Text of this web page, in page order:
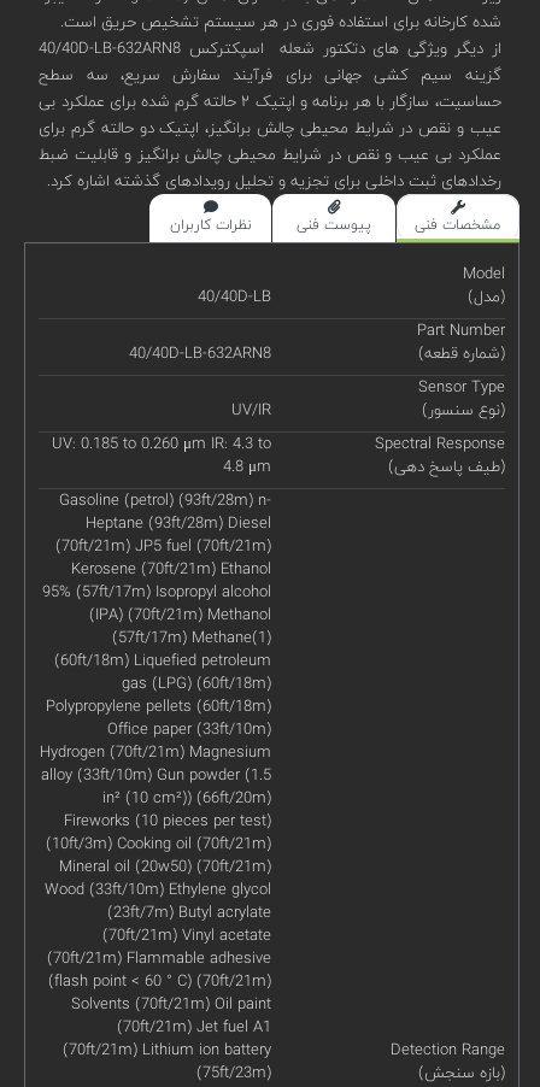
شده کارخانه برای استفاده فوری در هر سیستم تشخیص حریق است.
از دیگر ویژگی های دتکتور شعله اسپکترکس 40/40D-LB-632ARN8
گزینه سیم کشی جهانی برای فرآیند سفارش سریع، سه سطح
حساسیت، سازگار با هر برنامه و اپتیک ۲ حالته گرم شده برای عملکرد بی
عیب و نقص در شرایط محیطی چالش برانگیز، اپتیک دو حالته گرم برای
عملکرد بی عیب و نقص در شرایط محیطی چالش برانگیز و قابلیت ضبط
رخدادهای ثبت داخلی برای تجزیه و تحلیل رویدادهای گذشته اشاره کرد.
مشخصات فنی پیوست فنی نظرات کاربران
Model
(مدل)
40/40D-LB
Part Number
(شماره قطعه)
40/40D-LB-632ARN8
Sensor Type
(نوع سنسور)
UV/IR
Spectral Response
(طیف پاسخ دهی)
UV: 0.185 to 0.260 μm IR: 4.3 to
4.8 μm
Detection Range
(بازه سنجش)
Gasoline (petrol) (93ft/28m) n-
Heptane (93ft/28m) Diesel
(70ft/21m) JP5 fuel (70ft/21m)
Kerosene (70ft/21m) Ethanol
95% (57ft/17m) Isopropyl alcohol
(IPA) (70ft/21m) Methanol
(57ft/17m) Methane(1)
(60ft/18m) Liquefied petroleum
gas (LPG) (60ft/18m)
Polypropylene pellets (60ft/18m)
Office paper (33ft/10m)
Hydrogen (70ft/21m) Magnesium
alloy (33ft/10m) Gun powder (1.5
in² (10 cm²)) (66ft/20m)
Fireworks (10 pieces per test)
(10ft/3m) Cooking oil (70ft/21m)
Mineral oil (20w50) (70ft/21m)
Wood (33ft/10m) Ethylene glycol
(23ft/7m) Butyl acrylate
(70ft/21m) Vinyl acetate
(70ft/21m) Flammable adhesive
(flash point < 60 ° C) (70ft/21m)
Solvents (70ft/21m) Oil paint
(70ft/21m) Jet fuel A1
(70ft/21m) Lithium ion battery
(75ft/23m)